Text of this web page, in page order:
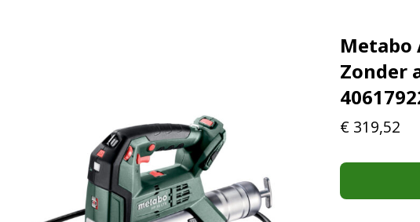
Metabo
Zonder
€ 319,52